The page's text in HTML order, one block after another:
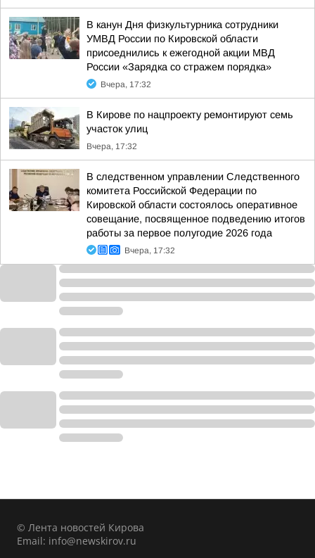
В канун Дня физкультурника сотрудники
УМВД России по Кировской области
присоеднились к ежегодной акции МВД
России «Зарядка со стражем порядка»
Вчера, 17:32
В Кирове по нацпроекту ремонтируют семь
участок улиц
Вчера, 17:32
В следственном управлении Следственного
комитета Российской Федерации по
Кировской области состоялось оперативное
совещание, посвященное подведению итогов
работы за первое полугодие 2026 года
Вчера, 17:32
© Лента новостей Кирова
Email: info@newskirov.ru